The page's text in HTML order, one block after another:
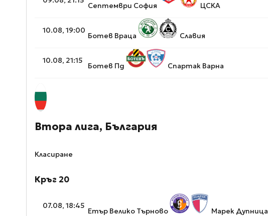
Септември София ЦСКА
10.08, 19:00
Ботев Враца Славия
10.08, 21:15
Ботев Пд Спартак Варна
Втора лига, България
Класиране
Кръг 20
07.08, 18:45
Етър Велико Търново Марек Дупница